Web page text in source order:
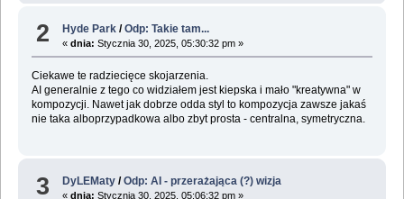
2 Hyde Park /Odp: Takie tam...
«dnia: Stycznia 30, 2025, 05:30:32 pm »
Ciekawe te radziecięce skojarzenia.
AI generalnie z tego co widziałem jest kiepska i mało "kreatywna" w
kompozycji. Nawet jak dobrze odda styl to kompozycja zawsze jakaś
nie taka alboprzypadkowa albo zbyt prosta - centralna, symetryczna.
3 DyLEMaty /Odp: AI - przerażająca (?) wizja
«dnia: Stycznia 30, 2025, 05:06:32 pm »